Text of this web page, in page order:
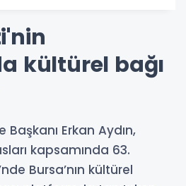
kültürel bağı
Erkan Aydın,
kapsamında 63.
Bursa’nın kültürel